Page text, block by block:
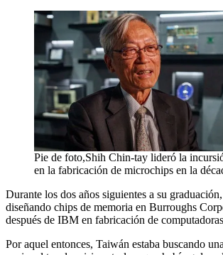
Pie de foto,Shih Chin-tay lideró la
en la fabricación de microchips en la
Durante los dos años siguientes a su
diseñando chips de memoria en Burroughs
después de IBM en fabricación de
Por aquel entonces, Taiwán estaba buscando